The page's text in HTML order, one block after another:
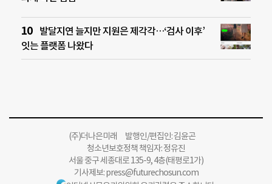
발달지연 늘지만 지원은 제각각…‘검사 이후’
잇는 플랫폼 나왔다
(주)더나은미래 발행인/편집인: 김윤곤
청소년보호정책 책임자: 정유진
서울 중구 세종대로 135-9, 4층(태평로1가)
기사제보:press@futurechosun.com